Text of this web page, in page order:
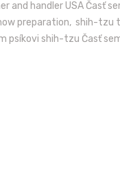
and handler USA Časť
preparation, shih-tzu
psíkovi shih-tzu Časť